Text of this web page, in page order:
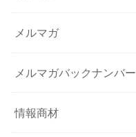
メルマガ
メルマガバックナンバー
情報商材